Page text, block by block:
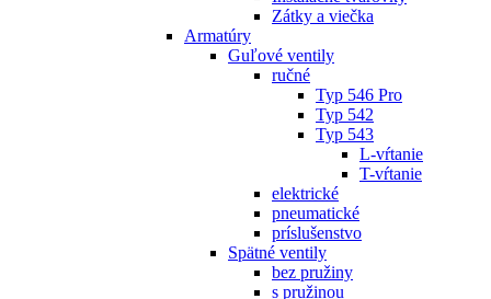
Zátky a viečka
Armatúry
Guľové ventily
ručné
Typ 546 Pro
Typ 542
Typ 543
L-vŕtanie
T-vŕtanie
elektrické
pneumatické
príslušenstvo
Spätné ventily
bez pružiny
s pružinou